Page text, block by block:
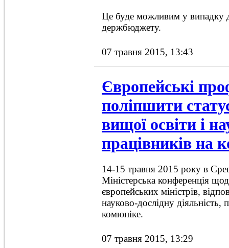
Це буде можливим у випадку
держбюджету.
07 травня 2015, 13:43
Європейські
поліпшити
вищої освіти і
працівників на
14-15 травня 2015 року в
Міністерська конференція
європейських міністрів,
науково-дослідну діяльність,
комюніке.
07 травня 2015, 13:29